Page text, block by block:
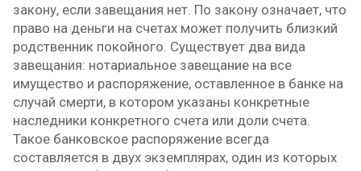
закону, если завещания нет. По закону означает, что
право на деньги на счетах может получить близкий
родственник покойного. Существует два вида
завещания: нотариальное завещание на все
имущество и распоряжение, оставленное в банке на
случай смерти, в котором указаны конкретные
наследники конкретного счета или доли счета.
Такое банковское распоряжение всегда
составляется в двух экземплярах, один из которых